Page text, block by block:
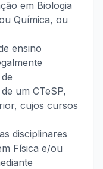
em Biologia
Química, ou
ensino
um CTeSP,
cujos cursos
disciplinares
Física e/ou